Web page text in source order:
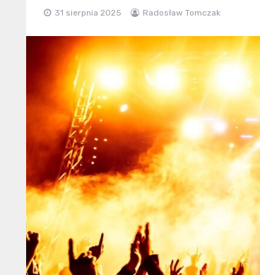
31 sierpnia 2025 Radosław Tomczak